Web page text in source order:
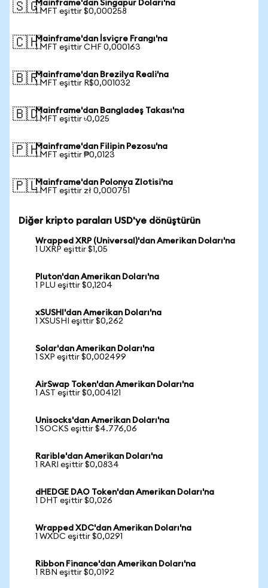
🇸🇬Mainframe'dan Singapur Doları'na
1 MFT eşittir $0,000258
🇨🇭Mainframe'dan İsviçre Frangı'na
1 MFT eşittir CHF 0,000163
🇧🇷Mainframe'dan Brezilya Reali'na
1 MFT eşittir R$0,001032
🇧🇩Mainframe'dan Bangladeş Takası'na
1 MFT eşittir ৳0,025
🇵🇭Mainframe'dan Filipin Pezosu'na
1 MFT eşittir ₱0,0123
🇵🇱Mainframe'dan Polonya Zlotisi'na
1 MFT eşittir zł 0,000751
Diğer kripto paraları USD'ye dönüştürün
Wrapped XRP (Universal)'dan Amerikan Doları'na
1 UXRP eşittir $1,05
Pluton'dan Amerikan Doları'na
1 PLU eşittir $0,1204
xSUSHI'dan Amerikan Doları'na
1 XSUSHI eşittir $0,262
Solar'dan Amerikan Doları'na
1 SXP eşittir $0,002499
AirSwap Token'dan Amerikan Doları'na
1 AST eşittir $0,004121
Unisocks'dan Amerikan Doları'na
1 SOCKS eşittir $4.776,06
Rarible'dan Amerikan Doları'na
1 RARI eşittir $0,0834
dHEDGE DAO Token'dan Amerikan Doları'na
1 DHT eşittir $0,026
Wrapped XDC'dan Amerikan Doları'na
1 WXDC eşittir $0,0291
Ribbon Finance'dan Amerikan Doları'na
1 RBN eşittir $0,0192